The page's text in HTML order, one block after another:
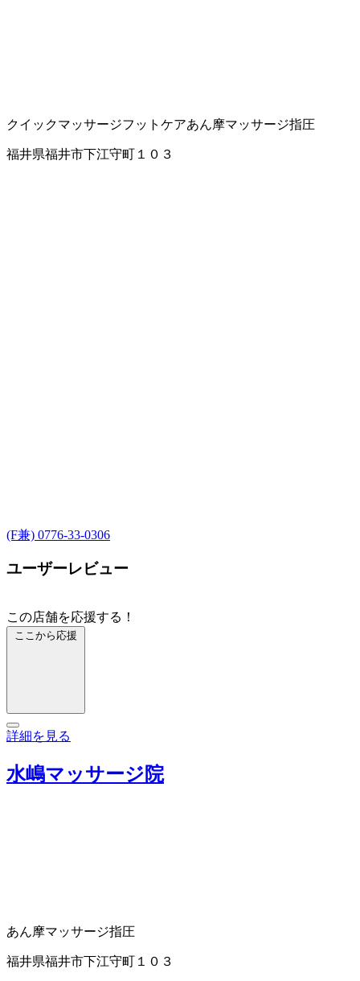
クイックマッサージフットケアあん摩マッサージ指圧
福井県福井市下江守町１０３
(F兼) 0776-33-0306
ユーザーレビュー
この店舗を応援する！
ここから応援
詳細を見る
水嶋マッサージ院
あん摩マッサージ指圧
福井県福井市下江守町１０３